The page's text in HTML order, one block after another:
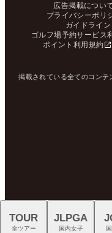
広告掲載につい
プライバシーポリ
ガイドライン
ゴルフ場予約サービス
ポイント利用規約
掲載されている全てのコンテ
TOUR
全ツアー
JLPGA
国内女子